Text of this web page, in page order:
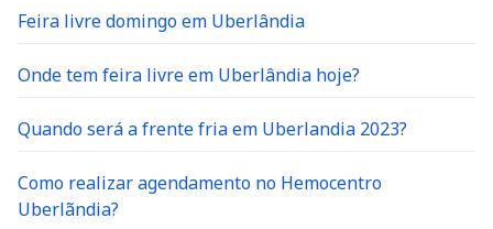
Feira livre domingo em Uberlândia
Onde tem feira livre em Uberlândia hoje?
Quando será a frente fria em Uberlandia 2023?
Como realizar agendamento no Hemocentro
Uberlãndia?